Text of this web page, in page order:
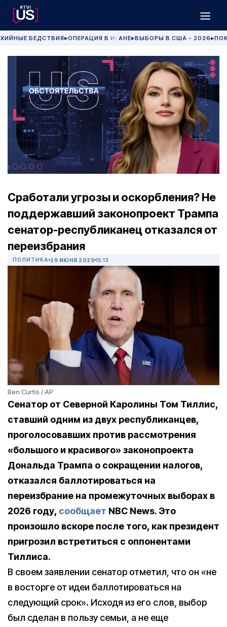
БЕДСТВИЯ▶ОПЕРАЦИЯ В ИРАНЕ▶ВЫБОРЫ В США - 2026 ▶
Сработали угрозы и оскорбления? Не
поддержавший законопроект Трампа
сенатор-республиканец отказался от
переизбрания
ПОЛИТИКА 29 ИЮНЯ 2025 15:13
Ben Curtis / AP
Сенатор от Северной Каролины Том Тиллис,
ставший одним из двух республиканцев,
проголосовавших против рассмотрения
«большого и красивого» законопроекта
Дональда Трампа о сокращении налогов,
отказался баллотироваться на
переизбрание на промежуточных выборах в
2026 году, сообщает NBC News. Это
произошло вскоре после того, как президент
пригрозил встретиться с оппонентами
Тиллиса.
В своем заявлении сенатор отметил, что он «не
в восторге от идеи баллотироваться на
следующий срок». Исходя из его слов, выбор
был сделан в пользу семьи, а не еще